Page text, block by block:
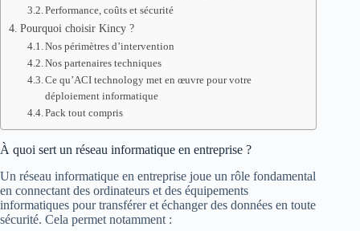
Performance, coûts et sécurité
Pourquoi choisir Kincy ?
Nos périmètres d’intervention
Nos partenaires techniques
Ce qu’ACI technology met en œuvre pour votre
déploiement informatique
Pack tout compris
À quoi sert un réseau informatique en entreprise ?
Un réseau informatique en entreprise joue un rôle fondamental
en connectant des ordinateurs et des équipements
informatiques pour transférer et échanger des données en toute
sécurité. Cela permet notamment :